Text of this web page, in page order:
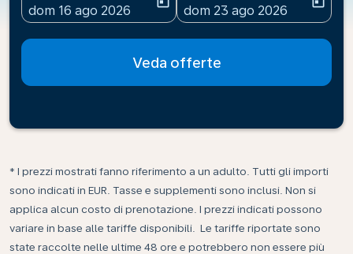
fc-booking-departure-date-aria-label
dom 16 ago 2026
fc-booking-return-date-
dom 23 ago 2026
Veda offerte
* I prezzi mostrati fanno riferimento a un adulto. Tutti gli importi
sono indicati in EUR. Tasse e supplementi sono inclusi. Non si
applica alcun costo di prenotazione. I prezzi indicati possono
variare in base alle tariffe disponibili. Le tariffe riportate sono
state raccolte nelle ultime 48 ore e potrebbero non essere più